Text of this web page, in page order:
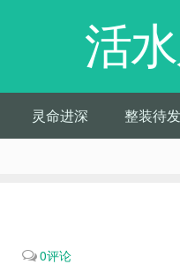
活
灵命进深 整装待发
0评论